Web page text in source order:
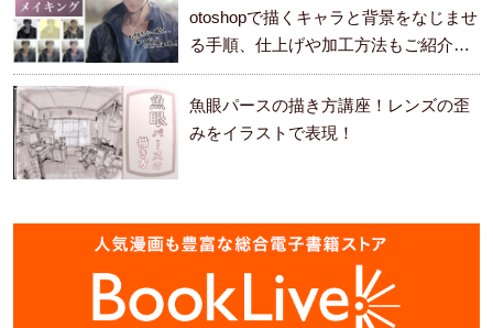
otoshopで描くキャラと背景をなじませ
る手順、仕上げや加工方法もご紹介し
ます。
魚眼パースの描き方講座！レンズの歪
みをイラストで表現！